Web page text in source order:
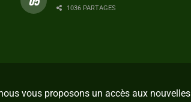
1036 PARTAGES
vous proposons un accès aux nouvelles